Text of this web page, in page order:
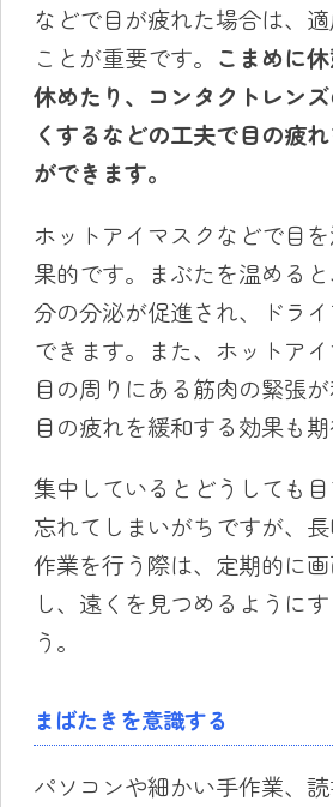
などで目が疲れた場合は、
ことが重要です。 こまめに
休めたり、コンタクトレン
くするなどの工夫で目の疲
ができます。
ホットアイマスクなどで目
果的です。まぶたを温める
分の分泌が促進され、ドラ
できます。また、ホットア
目の周りにある筋肉の緊張が
目の疲れを緩和する効果も期
集中しているとどうしても
忘れてしまいがちですが、
作業を行う際は、定期的に
し、遠くを見つめるように
う。
まばたきを意識する
パソコンや細かい手作業、